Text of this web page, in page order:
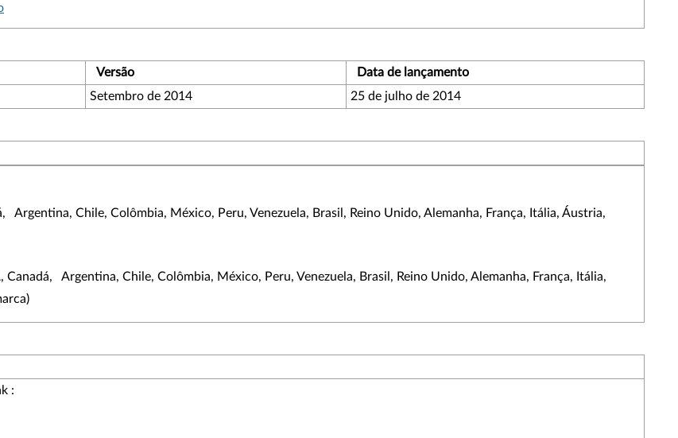
Versão
Data de lançamento
Setembro de 2014 25 de julho de 2014
Argentina, Chile, Colômbia, México, Peru, Venezuela, Brasil, Reino Unido, Alemanha, França, Itália, Áustria,
Argentina, Chile, Colômbia, México, Peru, Venezuela, Brasil, Reino Unido, Alemanha, França, Itália,
: